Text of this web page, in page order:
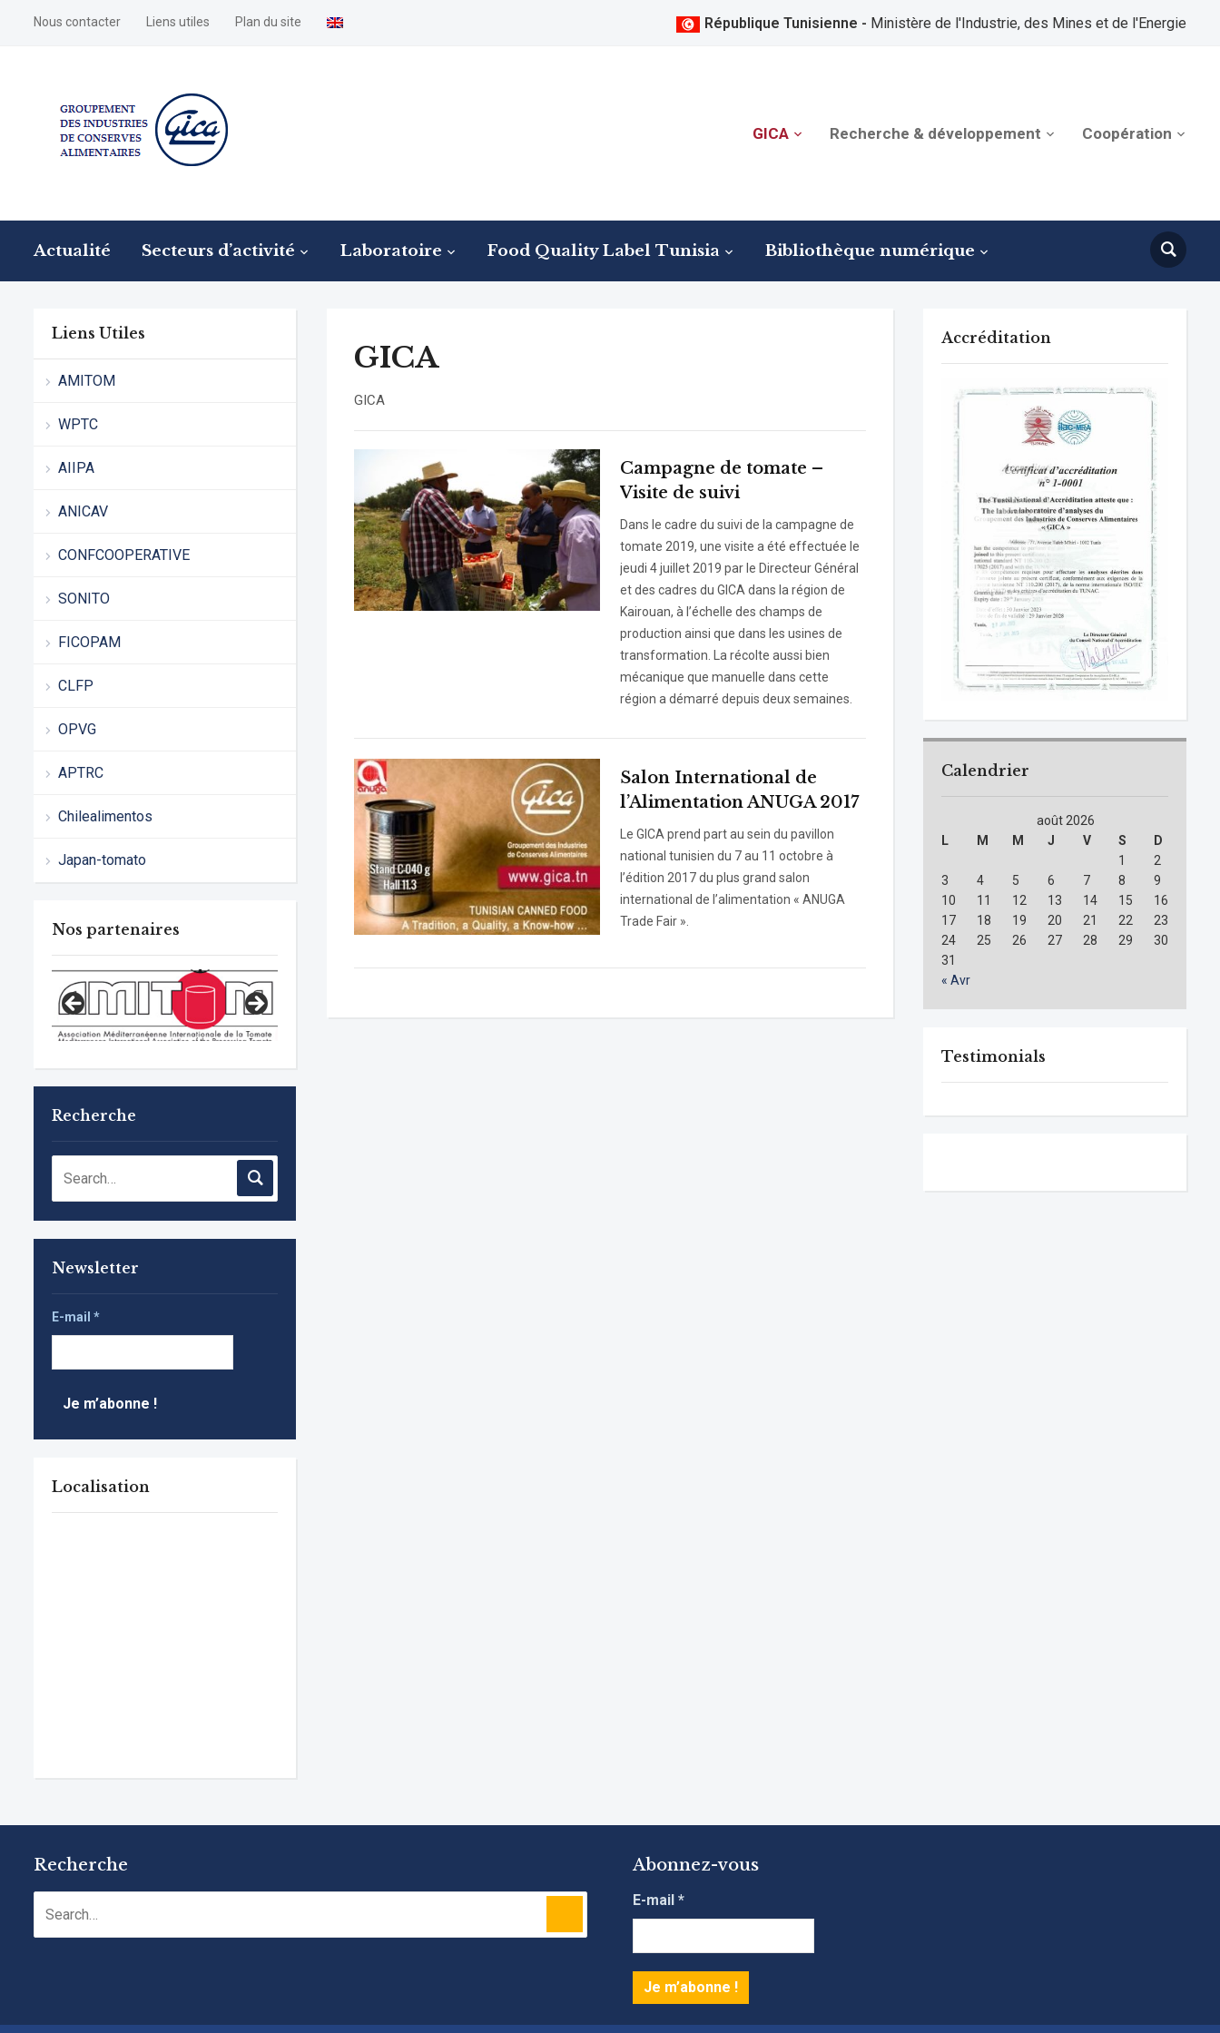
Nous contacter Liens utiles Plan du site République Tunisienne - Ministère de l'Industrie, des Mines et de l'Energie
GICA Recherche & développement Coopération
Actualité Secteurs d’activité Laboratoire Food Quality Label Tunisia Bibliothèque numérique
Liens Utiles
AMITOM
WPTC
AIIPA
ANICAV
CONFCOOPERATIVE
SONITO
FICOPAM
CLFP
OPVG
APTRC
Chilealimentos
Japan-tomato
Nos partenaires
Recherche
Newsletter
E-mail *
Localisation
GICA
GICA
Campagne de tomate –
Visite de suivi
Dans le cadre du suivi de la campagne de
tomate 2019, une visite a été effectuée le
jeudi 4 juillet 2019 par le Directeur Général
et des cadres du GICA dans la région de
Kairouan, à l’échelle des champs de
production ainsi que dans les usines de
transformation. La récolte aussi bien
mécanique que manuelle dans cette
région a démarré depuis deux semaines.
Salon International de
l’Alimentation ANUGA 2017
Le GICA prend part au sein du pavillon
national tunisien du 7 au 11 octobre à
l’édition 2017 du plus grand salon
international de l’alimentation « ANUGA
Trade Fair ».
Accréditation
Calendrier
août 2026
L
M M J V S
D
1
2
3
4 5 6 7 8
9
10
11 12 13 14 15
16
17
18 19 20 21 22
23
24
25 26 27 28 29
30
31
« Avr
Testimonials
Recherche Abonnez-vous
E-mail*